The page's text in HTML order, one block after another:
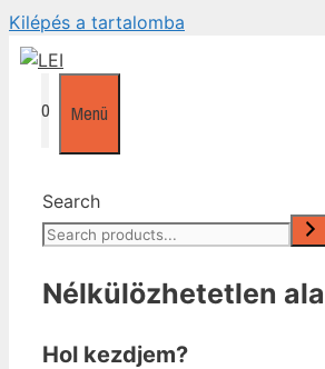
Kilépés a tartalomba
0 Menü
Search
Nélkülözhetetlen
Hol kezdjem?